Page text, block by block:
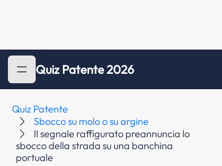
Quiz Patente 2026
Quiz Patente
Sbocco su molo o su argine
Il segnale raffigurato preannuncia lo
sbocco della strada su una banchina
portuale